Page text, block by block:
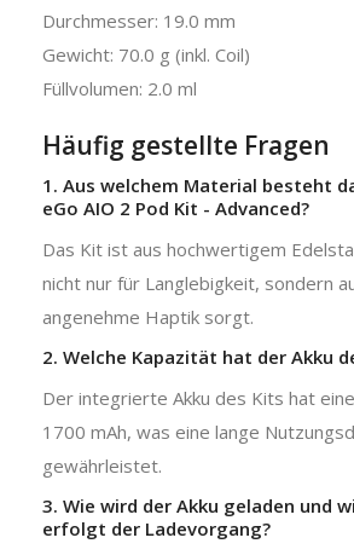
Durchmesser: 19.0 mm
Gewicht: 70.0 g (inkl. Coil)
Füllvolumen: 2.0 ml
Häufig gestellte Fragen
1. Aus welchem Material besteht
eGo AIO 2 Pod Kit - Advanced?
Das Kit ist aus hochwertigem
nicht nur für Langlebigkeit, sondern
angenehme Haptik sorgt.
2. Welche Kapazität hat der Akku
Der integrierte Akku des Kits hat
1700 mAh, was eine lange
gewährleistet.
3. Wie wird der Akku geladen und
erfolgt der Ladevorgang?